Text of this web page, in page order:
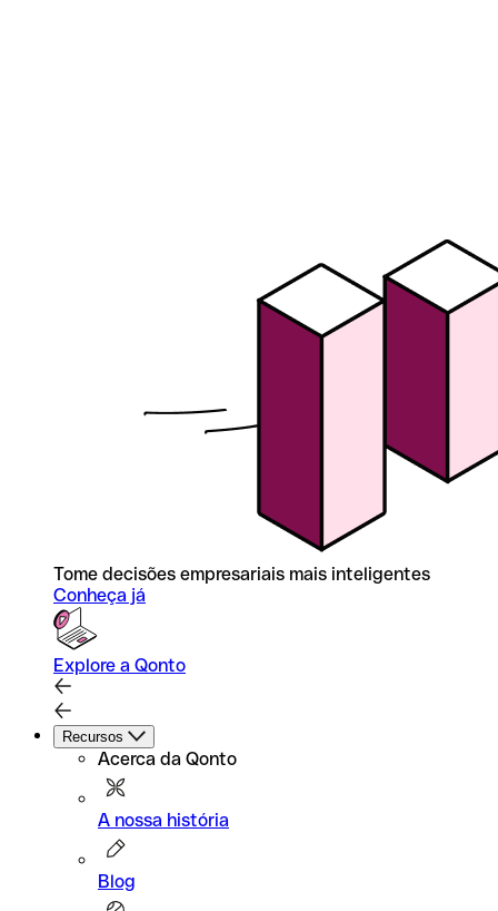
Tome decisões empresariais mais inteligentes
Conheça já
Explore a Qonto
Recursos
Acerca da Qonto
A nossa história
Blog